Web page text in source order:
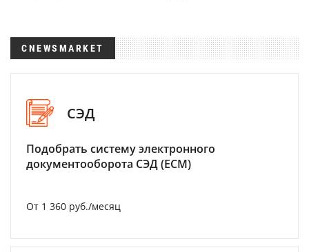
CNEWSMARKET
СЭД
Подобрать систему электронного
документооборота СЭД (ECM)
От 1 360 руб./месяц